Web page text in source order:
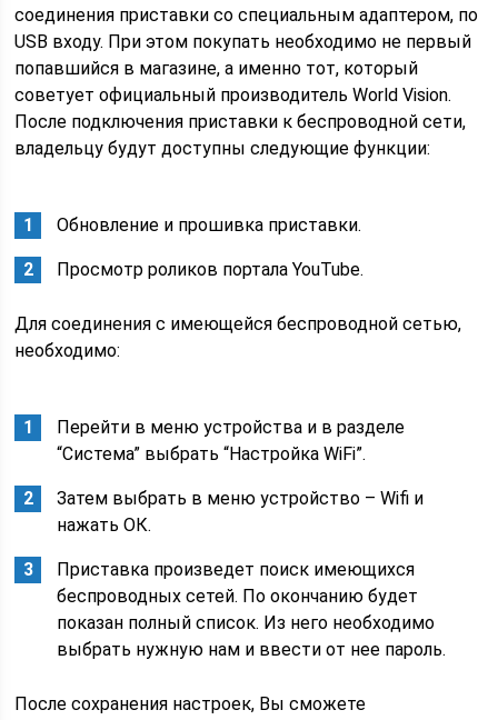
соединения приставки со специальным адаптером, по
USB входу. При этом покупать необходимо не первый
попавшийся в магазине, а именно тот, который
советует официальный производитель World Vision.
После подключения приставки к беспроводной сети,
владельцу будут доступны следующие функции:
Обновление и прошивка приставки.
Просмотр роликов портала YouTube.
Для соединения с имеющейся беспроводной сетью,
необходимо:
Перейти в меню устройства и в разделе
“Система” выбрать “Настройка WiFi”.
Затем выбрать в меню устройство – Wifi и
нажать ОК.
Приставка произведет поиск имеющихся
беспроводных сетей. По окончанию будет
показан полный список. Из него необходимо
выбрать нужную нам и ввести от нее пароль.
После сохранения настроек, Вы сможете